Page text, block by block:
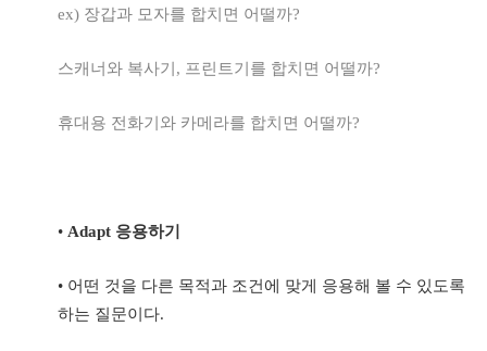
ex) 장갑과 모자를 합치면 어떨까?
스캐너와 복사기 , 프린트기를 합치면 어떨까?
휴대용 전화기와 카메라를 합치면 어떨까?
• Adapt 응용하기
• 어떤 것을 다른 목적과 조건에 맞게 응용해 볼 수 있도록
하는 질문이다.